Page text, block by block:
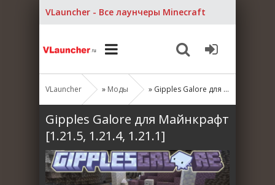
VLauncher - Все лаунчеры Minecraft
VLauncher » Моды » Gipples Galore для Майнкрафт [1.21.5, 1.21.4, 1.21.1]
Gipples Galore для Майнкрафт
[1.21.5, 1.21.4, 1.21.1]